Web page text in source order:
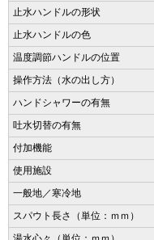
止水ハンドルの形状
止水ハンドルの色
温度調節ハンドルの位置
操作方法（水の出し方）
ハンドシャワーの有無
吐水切替の有無
付加機能
使用施設
一般地／寒冷地
スパウト長さ（単位：ｍｍ）